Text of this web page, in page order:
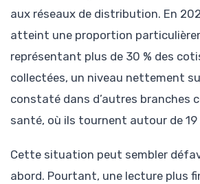
aux réseaux de distribution. En
atteint une proportion
représentant plus de 30 % des
collectées, un niveau nettement
constaté dans d’autres branches
santé, où ils tournent autour de 19
Cette situation peut sembler
abord. Pourtant, une lecture plus